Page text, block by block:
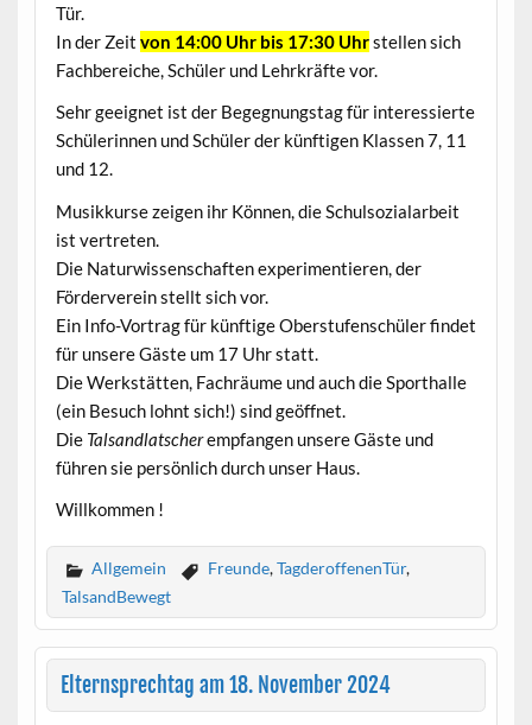
Tür.
In der Zeit von 14:00 Uhr bis 17:30 Uhrstellen sich
Fachbereiche, Schüler und Lehrkräfte vor.
Sehr geeignet ist der Begegnungstag für interessierte
Schülerinnen und Schüler der künftigen Klassen 7, 11
und 12.
Musikkurse zeigen ihr Können, die Schulsozialarbeit
ist vertreten.
Die Naturwissenschaften experimentieren, der
Förderverein stellt sich vor.
Ein Info-Vortrag für künftige Oberstufenschüler findet
für unsere Gäste um 17 Uhr statt.
Die Werkstätten, Fachräume und auch die Sporthalle
(ein Besuch lohnt sich!) sind geöffnet.
Die Talsandlatscherempfangen unsere Gäste und
führen sie persönlich durch unser Haus.
Willkommen !
Allgemein Freunde,TagderoffenenTür,
TalsandBewegt
Elternsprechtag am 18. November 2024